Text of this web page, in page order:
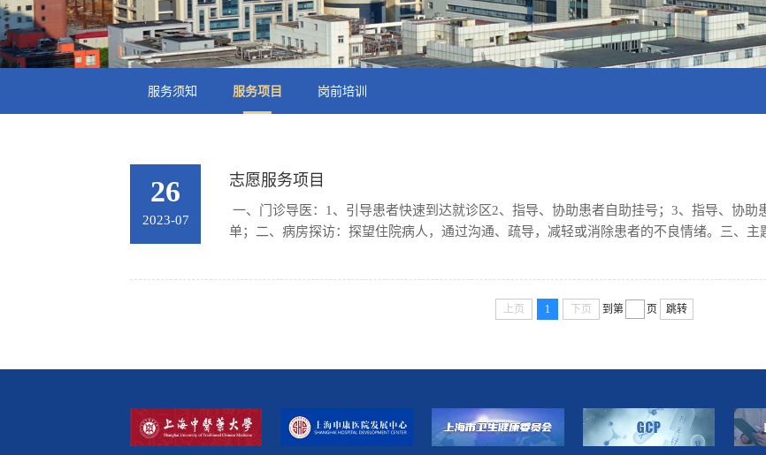
服务须知 服务项目 岗前培训
26
2023-07
志愿服务项目
一、门诊导医：1、引导患者快速到达就诊区2、指导、协助患者自助挂号；3、指导、协助
单；二、病房探访：探望住院病人，通过沟通、疏导，减轻或消除患者的不良情绪。三、主
上页 1 下页 到第 页 跳转